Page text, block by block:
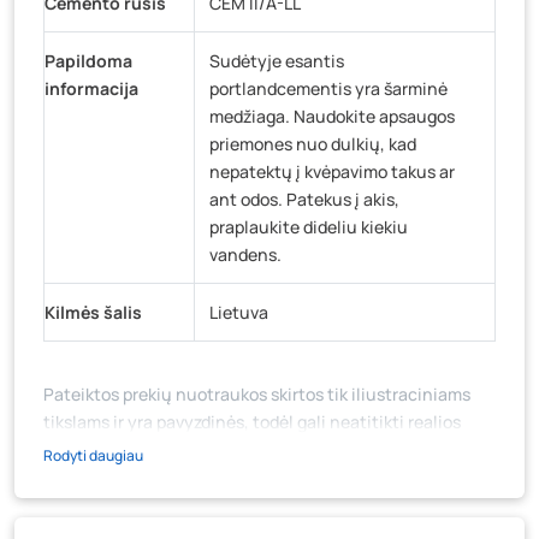
Papildoma
informacija
Sudėtyje esantis
portlandcementis yra šarminė
medžiaga. Naudokite apsaugos
priemones nuo dulkių, kad
nepatektų į kvėpavimo takus ar
ant odos. Patekus į akis,
praplaukite dideliu kiekiu
vandens.
Kilmės šalis Lietuva
Pateiktos prekių nuotraukos skirtos tik iliustraciniams
tikslams ir yra pavyzdinės, todėl gali neatitikti realios
prekių ir jų pakuotės išvaizdos, komplektacijos, spalvos ar
aprašymu) yra bendrinio pobūdžio, jame nebūtinai
Rodyti daugiau